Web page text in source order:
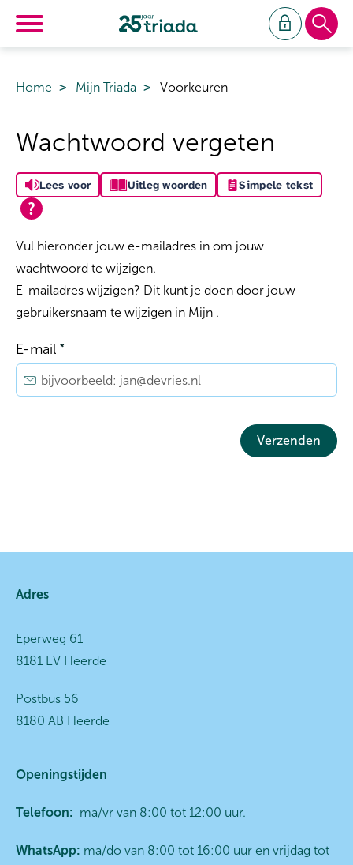
Naar de homepage
Ga naar Hoofd
Home Mijn Triada Voorkeuren
Wachtwoord vergeten
Lees voor Uitleg woorden Simpele tekst
Vul hieronder jouw e-mailadres in om jouw
wachtwoord te wijzigen.
E-mailadres wijzigen? Dit kunt je doen door jouw
gebruikersnaam te wijzigen in Mijn .
E-mail *
Verzenden
Contactinformatie
Adres
Eperweg 61
8181 EV Heerde
Postbus 56
8180 AB Heerde
Openingstijden
Telefoon: ma/vr van 8:00 tot 12:00 uur.
WhatsApp: ma/do van 8:00 tot 16:00 uur en vrijdag tot